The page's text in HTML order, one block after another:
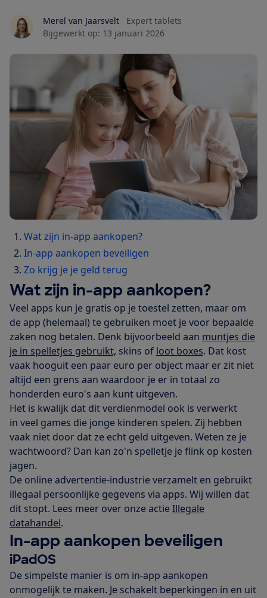
Merel van Jaarsvelt
Expert tablets
Bijgewerkt op: 13 januari 2026
Wat zijn in-app aankopen?
In-app aankopen beveiligen
Zo krijg je je geld terug
Wat zijn in-app aankopen?
Veel apps kun je gratis op je toestel zetten, maar om
de app (helemaal) te gebruiken moet je voor bepaalde
zaken nog betalen. Denk bijvoorbeeld aan muntjes die
je in spelletjes gebruikt, skins of loot boxes. Dat kost
vaak hooguit een paar euro per object maar er zit niet
altijd een grens aan waardoor je er in totaal zo
honderden euro's aan kunt uitgeven.
Het is kwalijk dat dit verdienmodel ook is verwerkt
in veel games die jonge kinderen spelen. Zij hebben
vaak niet door dat ze echt geld uitgeven. Weten ze je
wachtwoord? Dan kan zo'n spelletje je flink op kosten
jagen.
De online advertentie-industrie verzamelt en gebruikt
illegaal persoonlijke gegevens via apps. Wij willen dat
dit stopt. Lees meer over onze actieIllegale
datahandel.
In-app aankopen beveiligen
iPadOS
De simpelste manier is om in-app aankopen
onmogelijk te maken. Je schakelt beperkingen in en uit